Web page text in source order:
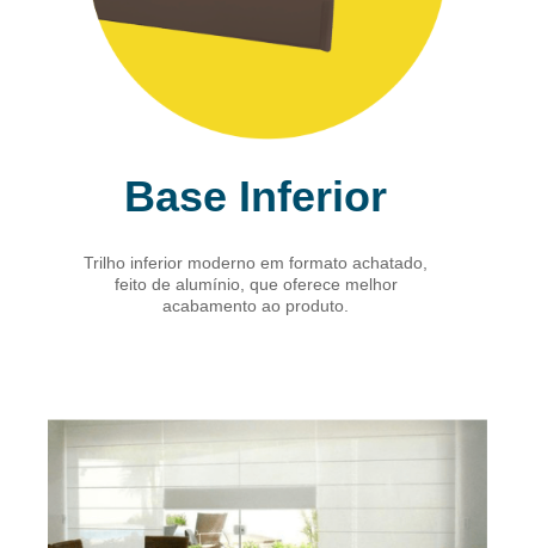
Base Inferior
Trilho inferior moderno em formato achatado,
feito de alumínio, que oferece melhor
acabamento ao produto.